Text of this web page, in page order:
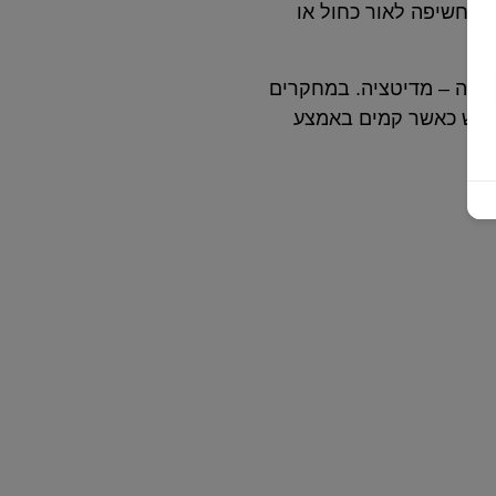
חשיפה לאור כחול או
– מדיטציה. במחקרים
כאשר קמים באמצע